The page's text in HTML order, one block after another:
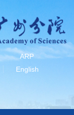
ARP
English